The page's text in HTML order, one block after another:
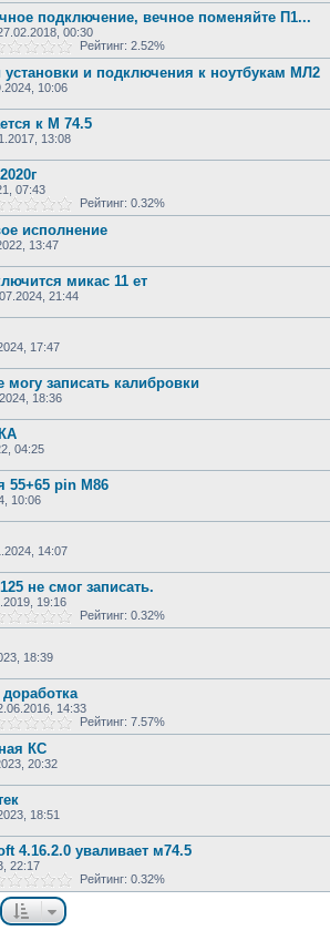
подключение, вечное поменяйте П1...
00:30
Рейтинг: 2.52%
установки и подключения к ноутбукам МЛ2
10:06
к М 74.5
13:08
07:43
Рейтинг: 0.32%
исполнение
13:47
микас 11 ет
21:44
17:47
могу записать калибровки
18:36
04:25
55+65 pin М86
10:06
14:07
не смог записать.
19:16
Рейтинг: 0.32%
18:39
доработка
14:33
Рейтинг: 7.57%
КС
20:32
18:51
4.16.2.0 уваливает м74.5
22:17
Рейтинг: 0.32%